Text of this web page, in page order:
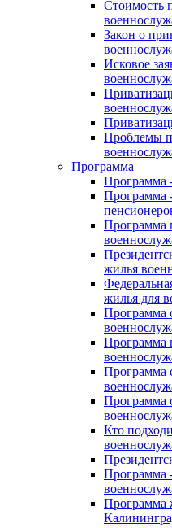
Стоимость
Закон о
Исковое
Проблемы
Программа
Программа
Программа
Программа
жилья
жилья для
Программа
Программа
Программа
Программа
Кто
Программа
Программа